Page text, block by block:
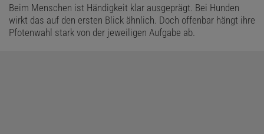
Beim Menschen ist Händigkeit klar ausgeprägt. Bei Hunden
wirkt das auf den ersten Blick ähnlich. Doch offenbar hängt ihre
Pfotenwahl stark von der jeweiligen Aufgabe ab.